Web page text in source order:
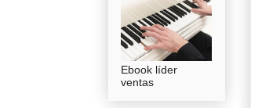
Ebook líder
ventas